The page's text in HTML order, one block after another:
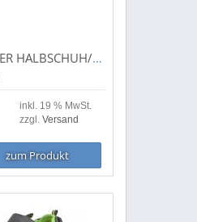
BRÜTTING KINDER HALBSCHUH/OUTDOORSCHUHE MILOW PETROL/PINK (TÜRKIS) 421141
inkl. 19 % MwSt.
zzgl. Versand
zum Produkt